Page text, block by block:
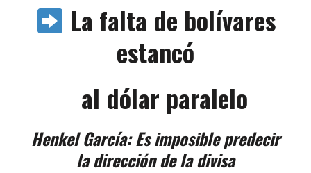
La falta de bolívares
estancó
al dólar paralelo
Henkel García: Es imposible predecir
la dirección de la divisa